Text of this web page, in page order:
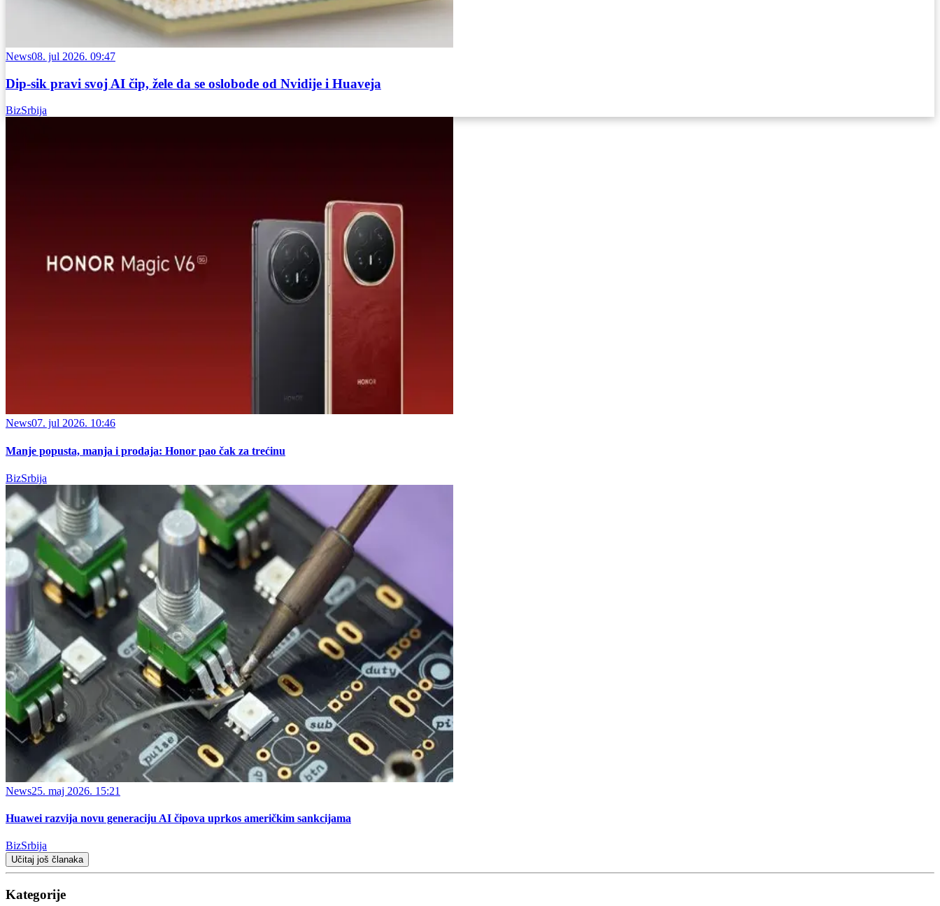
News08. jul 2026. 09:47
Dip-sik pravi svoj AI čip, žele da se oslobode od Nvidije i Huaveja
BizSrbija
News07. jul 2026. 10:46
Manje popusta, manja i prodaja: Honor pao čak za trećinu
BizSrbija
News25. maj 2026. 15:21
Huawei razvija novu generaciju AI čipova uprkos američkim sankcijama
BizSrbija
Učitaj još članaka
Kategorije